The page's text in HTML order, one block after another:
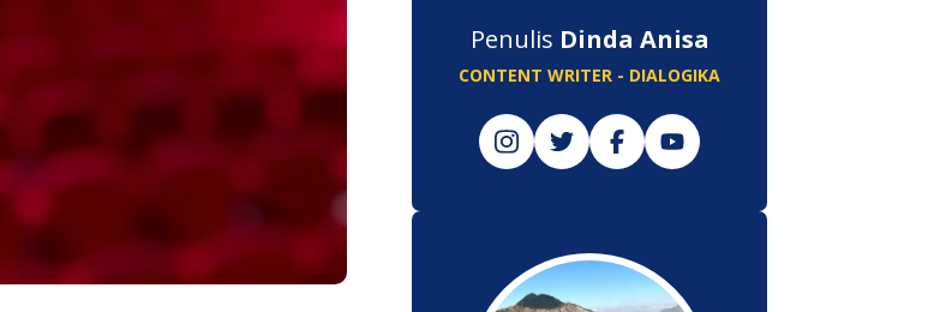
Penulis Dinda Anisa
CONTENT WRITER - DIALOGIKA